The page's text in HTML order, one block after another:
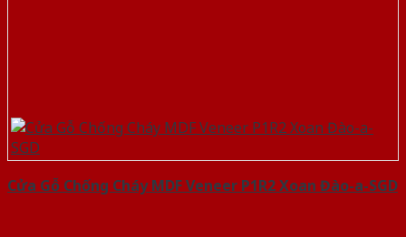
Cửa Gỗ Chống Cháy MDF Veneer P1R2 Xoan Đào-a-SGD